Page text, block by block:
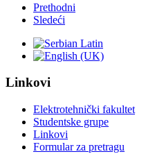
Prethodni
Sledeći
Linkovi
Elektrotehnički fakultet
Studentske grupe
Linkovi
Formular za pretragu